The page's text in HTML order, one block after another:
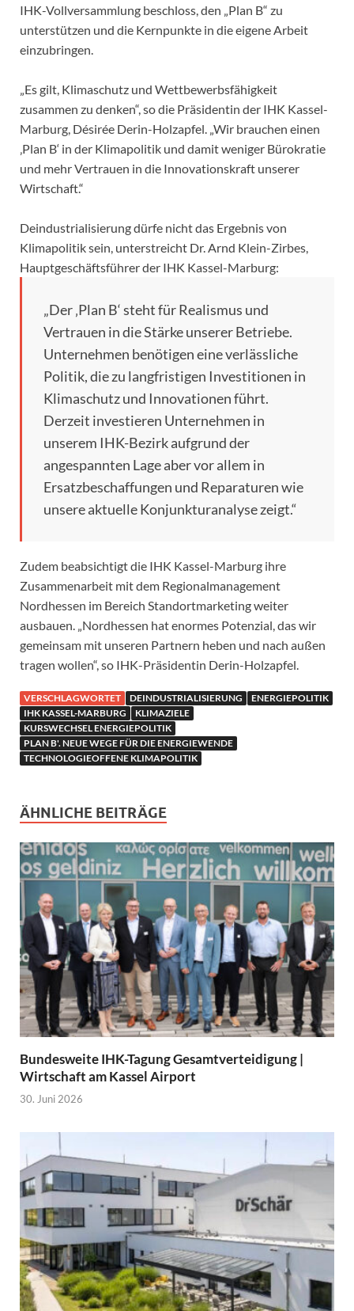
IHK-Vollversammlung beschloss, den „Plan B“ zu
unterstützen und die Kernpunkte in die eigene Arbeit
einzubringen.
„Es gilt, Klimaschutz und Wettbewerbsfähigkeit
zusammen zu denken“, so die Präsidentin der IHK Kassel-
Marburg, Désirée Derin-Holzapfel. „Wir brauchen einen
‚Plan B‘ in der Klimapolitik und damit weniger Bürokratie
und mehr Vertrauen in die Innovationskraft unserer
Wirtschaft.“
Deindustrialisierung dürfe nicht das Ergebnis von
Klimapolitik sein, unterstreicht Dr. Arnd Klein-Zirbes,
Hauptgeschäftsführer der IHK Kassel-Marburg:
„Der ‚Plan B‘ steht für Realismus und
Vertrauen in die Stärke unserer Betriebe.
Unternehmen benötigen eine verlässliche
Politik, die zu langfristigen Investitionen in
Klimaschutz und Innovationen führt.
Derzeit investieren Unternehmen in
unserem IHK-Bezirk aufgrund der
angespannten Lage aber vor allem in
Ersatzbeschaffungen und Reparaturen wie
unsere aktuelle Konjunkturanalyse zeigt.“
Zudem beabsichtigt die IHK Kassel-Marburg ihre
Zusammenarbeit mit dem Regionalmanagement
Nordhessen im Bereich Standortmarketing weiter
ausbauen. „Nordhessen hat enormes Potenzial, das wir
gemeinsam mit unseren Partnern heben und nach außen
tragen wollen“, so IHK-Präsidentin Derin-Holzapfel.
VERSCHLAGWORTET DEINDUSTRIALISIERUNG
ENERGIEPOLITIK
IHK KASSEL-MARBURG
KLIMAZIELE
KURSWECHSEL ENERGIEPOLITIK
PLAN B'. NEUE WEGE FÜR DIE ENERGIEWENDE
TECHNOLOGIEOFFENE KLIMAPOLITIK
ÄHNLICHE BEITRÄGE
Bundesweite IHK-Tagung Gesamtverteidigung |
Wirtschaft am Kassel Airport
30. Juni 2026